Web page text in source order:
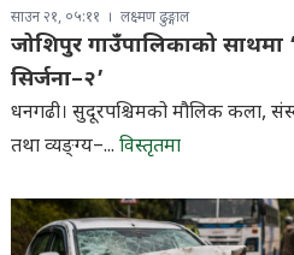
साउन २१, ०५:११ लक्ष्मण ढुङ्गाल
जोशिपुर गाउँपालिकाको साथमा
सिर्जना–२’
धनगढी। सुदूरपश्चिमको मौलिक कला,
तथा व्यङ्ग्य–... विस्तृतमा